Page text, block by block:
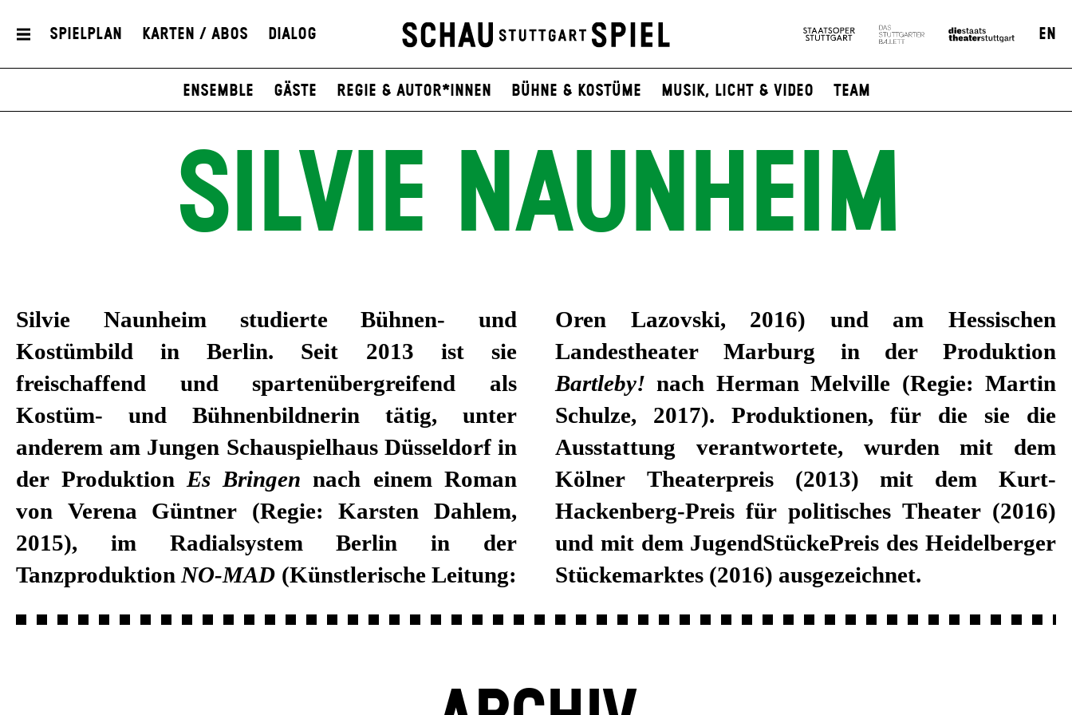
Spielplan Karten / Abos Dialog EN
Ensemble Gäste Regie & Autor*innen Bühne & Kostüme Musik, Licht & Video Team
SILVIE NAUNHEIM
Silvie Naunheim studierte Bühnen- und
Kostümbild in Berlin. Seit 2013 ist sie
freischaffend und spartenübergreifend als
Kostüm- und Bühnenbildnerin tätig, unter
anderem am Jungen Schauspielhaus Düsseldorf in
der Produktion Es Bringen nach einem Roman
von Verena Güntner (Regie: Karsten Dahlem,
2015), im Radialsystem Berlin in der
Tanzproduktion NO-MAD (Künstlerische Leitung:
Oren Lazovski, 2016) und am Hessischen
Landestheater Marburg in der Produktion
Bartleby! nach Herman Melville (Regie: Martin
Schulze, 2017). Produktionen, für die sie die
Ausstattung verantwortete, wurden mit dem
Kölner Theaterpreis (2013) mit dem Kurt-
Hackenberg-Preis für politisches Theater (2016)
und mit dem JugendStückePreis des Heidelberger
Stückemarktes (2016) ausgezeichnet.